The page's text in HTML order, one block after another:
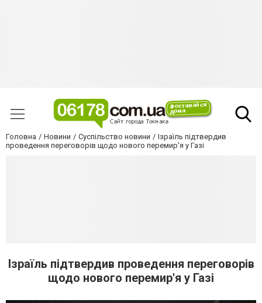
Головна Новини Суспільство новини
Ізраїль підтвердив
проведення переговорів щодо нового перемир'я у Газі
Ізраїль підтвердив проведення переговорів
щодо нового перемир'я у Газі